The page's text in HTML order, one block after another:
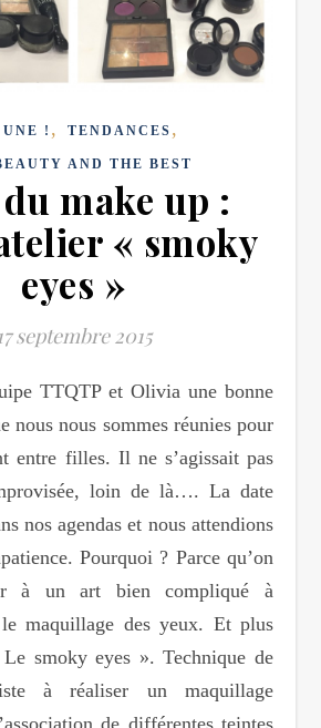
! , TENDANCES ,
AND THE BEST
du make up :
« smoky
eyes »
septembre 2015
nous nous sommes réunies pour
entre filles. Il ne s’agissait pas
loin de là…. La date
nos agendas et nous attendions
Pourquoi ? Parce qu’on
à un art bien compliqué à
maquillage des yeux. Et plus
smoky eyes ». Technique de
à réaliser un maquillage
de différentes teintes